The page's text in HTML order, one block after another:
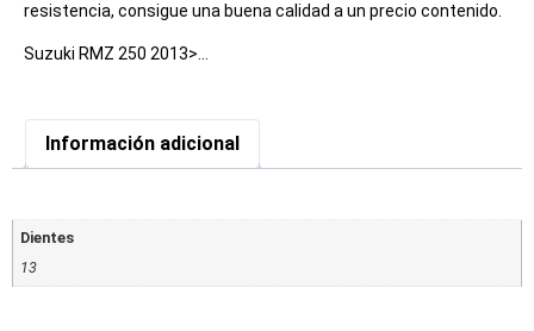
resistencia, consigue una buena calidad a un precio contenido.
Suzuki RMZ 250 2013>…
Información adicional
Dientes
13